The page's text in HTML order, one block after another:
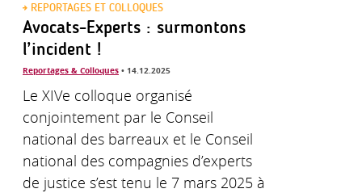
REPORTAGES ET COLLOQUES
Avocats-Experts : surmontons
l’incident !
Reportages & Colloques • 14.12.2025
Le XIVe colloque organisé
conjointement par le Conseil
national des barreaux et le Conseil
national des compagnies d’experts
de justice s’est tenu le 7 mars 2025 à